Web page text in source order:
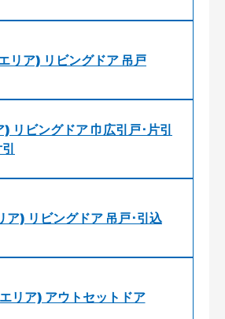
リア) リビングドア 吊戸
リビングドア 巾広引戸･片引
) リビングドア 吊戸･引込
リア) アウトセットドア